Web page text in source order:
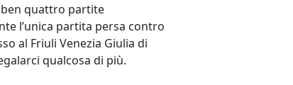
ben quattro partite
l’unica partita persa contro
al Friuli Venezia Giulia di
qualcosa di più.